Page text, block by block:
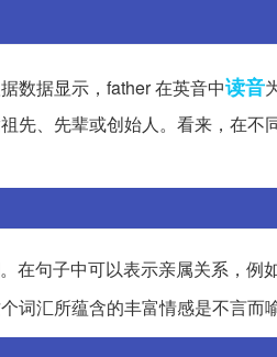
数据显示，father 在英音中读音
先、先辈或创始人。看来，在不
在句子中可以表示亲属关系，例
词汇所蕴含的丰富情感是不言而喻